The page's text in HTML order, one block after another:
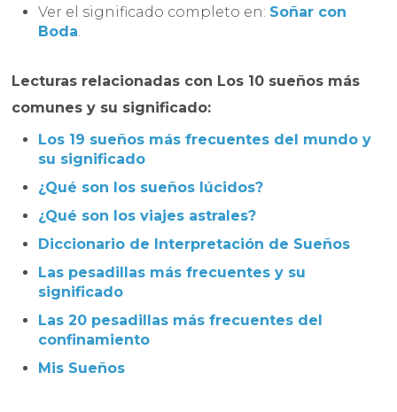
Ver el significado completo en: Soñar con
Boda.
Lecturas relacionadas con Los 10 sueños más
comunes y su significado:
Los 19 sueños más frecuentes del mundo y
su significado
¿Qué son los sueños lúcidos?
¿Qué son los viajes astrales?
Diccionario de Interpretación de Sueños
Las pesadillas más frecuentes y su
significado
Las 20 pesadillas más frecuentes del
confinamiento
Mis Sueños